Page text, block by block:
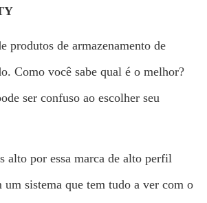
produtos de armazenamento de
Como você sabe qual é o melhor?
ser confuso ao escolher seu
alto por essa marca de alto perfil
um sistema que tem tudo a ver com o